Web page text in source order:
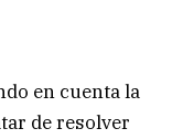
en cuenta la
de resolver